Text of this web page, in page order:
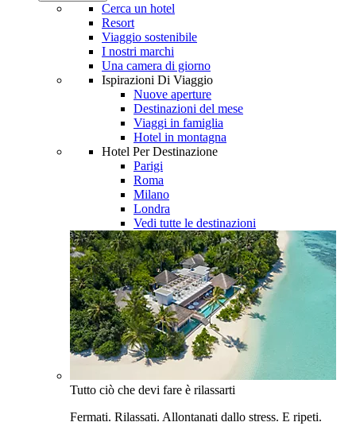
Cerca un hotel
Resort
Viaggio sostenibile
I nostri marchi
Una camera di giorno
Ispirazioni Di Viaggio
Nuove aperture
Destinazioni del mese
Viaggi in famiglia
Hotel in montagna
Hotel Per Destinazione
Parigi
Roma
Milano
Londra
Vedi tutte le destinazioni
Tutto ciò che devi fare è rilassarti
Fermati. Rilassati. Allontanati dallo stress. E ripeti.